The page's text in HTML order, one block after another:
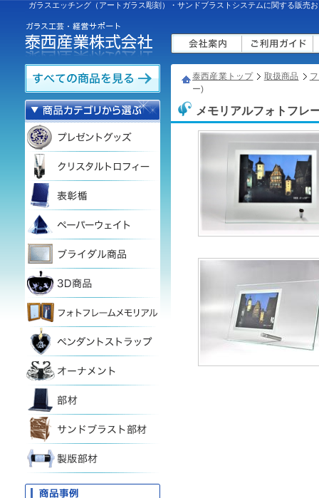
ガラスエッチング（アートガラス彫刻）・サンドブラストシステムに関する販売
泰西産業トップ 取扱商品
ー)
メモリアルフォトフレ